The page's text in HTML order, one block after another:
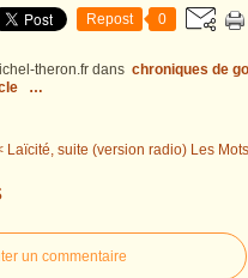
Repost 0
theron.fr dans chroniques de
…
Laïcité, suite (version radio) Les
un commentaire